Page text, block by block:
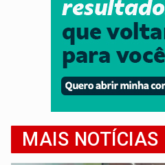
MAIS NOTÍCIAS